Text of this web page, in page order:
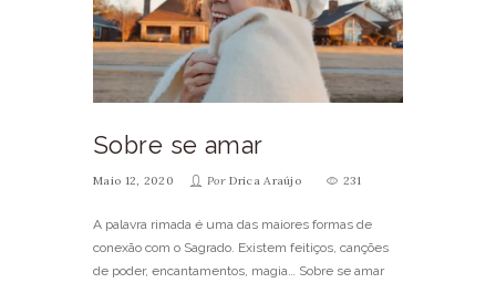
Sobre se amar
Maio 12, 2020 PorDrica Araújo 231
A palavra rimada é uma das maiores formas de
conexão com o Sagrado. Existem feitiços, canções
de poder, encantamentos, magia… Sobre se amar